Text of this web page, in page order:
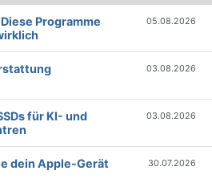
Programme
05.08.2026
03.08.2026
für KI- und
03.08.2026
dein Apple-Gerät
30.07.2026